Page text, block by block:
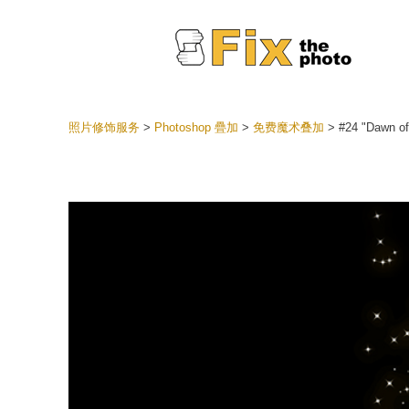
婚礼
最佳
手机收
照片修饰服务> Photoshop 疊加 > 免费魔术叠加 > #24 "Dawn